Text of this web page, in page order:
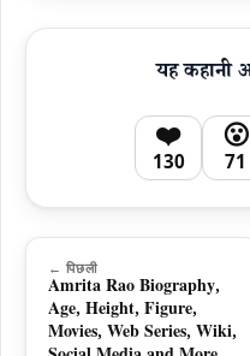
यह कहानी
❤️
130
😮
71
← पिछली
Amrita Rao Biography,
Age, Height, Figure,
Movies, Web Series, Wiki,